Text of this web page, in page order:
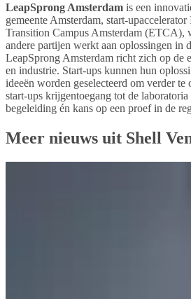
LeapSprong Amsterdam is een
gemeente Amsterdam, start-
Transition Campus Amsterdam (ETCA),
andere partijen werkt aan oplossingen in
LeapSprong Amsterdam richt zich op de
en industrie. Start-ups kunnen hun
ideeën worden geselecteerd om verder
start-ups krijgentoegang tot de
begeleiding én kans op een proef in de
Meer nieuws uit Shell